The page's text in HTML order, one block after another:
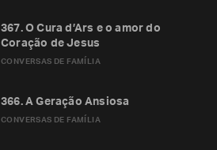
CONVERSAS DE FAMÍLIA
367. O Cura d’Ars e o amor do
Coração de Jesus
CONVERSAS DE FAMÍLIA
366. A Geração Ansiosa